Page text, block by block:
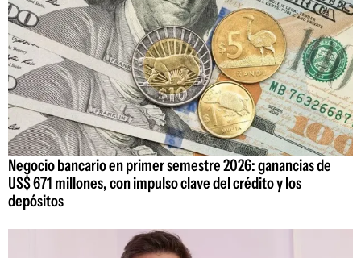
Negocio bancario en primer semestre 2026: ganancias de
US$ 671 millones, con impulso clave del crédito y los
depósitos